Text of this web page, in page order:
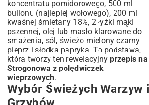
koncentratu pomidorowego, 500 ml
bulionu (najlepiej wołowego), 200 ml
kwaśnej śmietany 18%, 2 łyżki mąki
pszennej, olej lub masło klarowane do
smażenia, sól, świeżo mielony czarny
pieprz i słodka papryka. To podstawa,
która tworzy ten rewelacyjnyprzepis na
Strogonowa z polędwiczek
wieprzowych.
Wybór Świeżych Warzyw i